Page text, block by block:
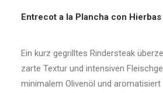
Entrecot a la Plancha con Hierbas
Ein kurz gegrilltes Rindersteak
zarte Textur und intensiven
minimalem Olivenöl und aromatisiert